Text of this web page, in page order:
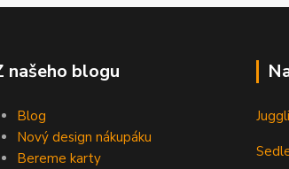
našeho blogu
Blog
Nový design nákupáku
Bereme karty